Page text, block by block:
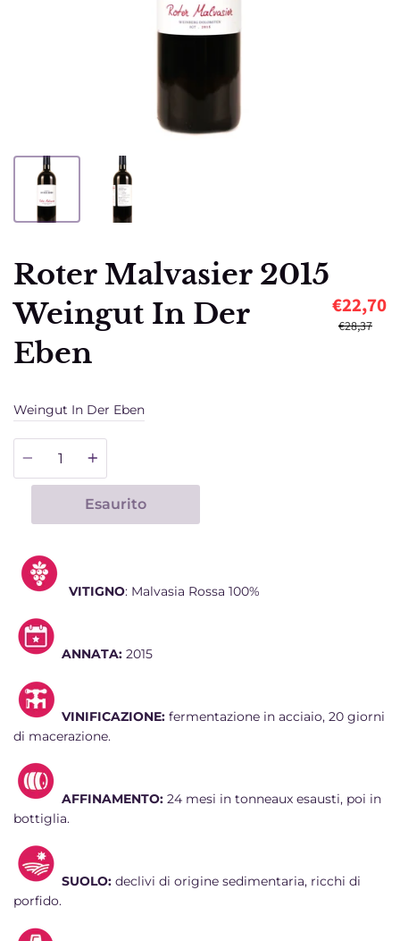
Roter Malvasier 2015
Weingut In Der
Eben
€22,70
€28,37
Weingut In Der Eben
Quantità
Esaurito
VITIGNO: Malvasia Rossa 100%
ANNATA: 2015
VINIFICAZIONE: fermentazione in acciaio, 20 giorni
di macerazione.
AFFINAMENTO: 24 mesi in tonneaux esausti, poi in
bottiglia.
SUOLO: declivi di origine sedimentaria, ricchi di
porfido.